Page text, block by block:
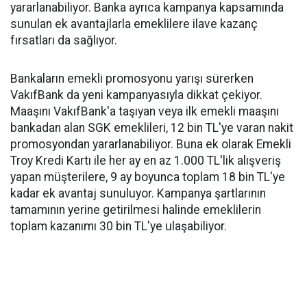
yararlanabiliyor. Banka ayrıca kampanya kapsamında
sunulan ek avantajlarla emeklilere ilave kazanç
fırsatları da sağlıyor.
Bankaların emekli promosyonu yarışı sürerken
VakıfBank da yeni kampanyasıyla dikkat çekiyor.
Maaşını VakıfBank'a taşıyan veya ilk emekli maaşını
bankadan alan SGK emeklileri, 12 bin TL'ye varan nakit
promosyondan yararlanabiliyor. Buna ek olarak Emekli
Troy Kredi Kartı ile her ay en az 1.000 TL'lik alışveriş
yapan müşterilere, 9 ay boyunca toplam 18 bin TL'ye
kadar ek avantaj sunuluyor. Kampanya şartlarının
tamamının yerine getirilmesi halinde emeklilerin
toplam kazanımı 30 bin TL'ye ulaşabiliyor.